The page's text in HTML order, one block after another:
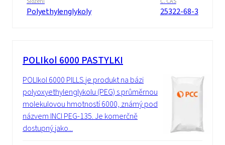
Polyethylenglykoly 25322-68-3
POLIkol 6000 PASTYLKI
POLIkol 6000 PILLS je produkt na bázi
polyoxyethylenglykolu (PEG) s průměrnou
molekulovou hmotností 6000, známý pod
názvem INCI PEG-135. Je komerčně
dostupný jako...